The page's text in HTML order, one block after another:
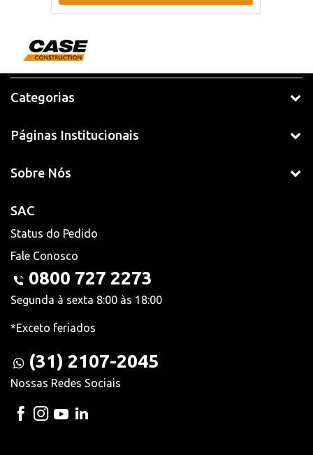
Categorias
Páginas Institucionais
Sobre Nós
SAC
Status do Pedido
Fale Conosco
0800 727 2273
Segunda à sexta 8:00 às 18:00
*Exceto feriados
(31) 2107-2045
Nossas Redes Sociais